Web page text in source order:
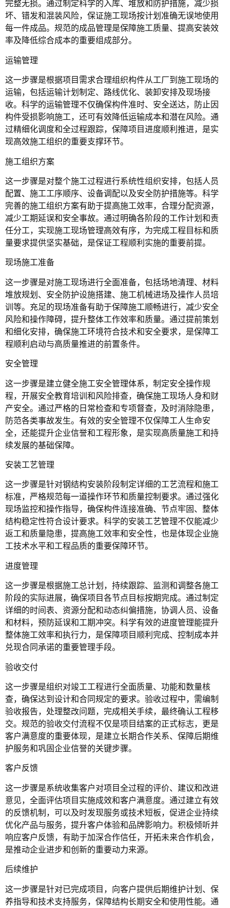
完整无损。通过制定科学的入库、堆放和防护措施，减少损
坏、错发和混装风险，保证施工现场按计划准确无误地使用
每一件成品。规范的成品管理是保障施工质量、提高安装效
率及降低综合成本的重要组成部分。
运输管理
这一步骤是根据项目需求合理组织构件从工厂到施工现场的
运输，包括运输计划制定、路线优化、装卸安排及现场接
收。科学的运输管理不仅确保构件准时、安全送达，防止因
构件受损影响施工，还可有效降低运输成本和潜在风险。通
过精细化调度和全过程跟踪，保障项目进度顺利推进，是实
现高效施工组织的重要支撑环节。
施工组织方案
这一步骤是对整个施工过程进行系统性组织安排，包括人员
配置、施工工序顺序、设备调配以及安全防护措施等。科学
完善的施工组织方案有助于提高施工效率，合理分配资源，
减少工期延误和安全事故。通过明确各阶段的工作计划和责
任分工，实现施工现场管理高效有序，为完成工程目标和质
量要求提供坚实基础，是保证工程顺利实施的重要前提。
现场施工准备
这一步骤是对施工现场进行全面准备，包括场地清理、材料
堆放规划、安全防护设施搭建、施工机械进场及操作人员培
训等。充足的现场准备有助于保障施工顺畅进行，减少安全
风险和操作障碍，提升整体工作效率和质量。通过提前策划
和细化安排，确保施工环境符合技术和安全要求，是保障工
程顺利启动与高质量推进的前置条件。
安全管理
这一步骤是建立健全施工安全管理体系，制定安全操作规
程，开展安全教育培训和风险排查，确保施工现场人身和财
产安全。通过严格的日常检查和专项督查，及时消除隐患，
防范各类事故发生。有效的安全管理不仅保障工人生命安
全，还能提升企业信誉和工程形象，是实现高质量施工和持
续发展的基础保障。
安装工艺管理
这一步骤是针对钢结构安装阶段制定详细的工艺流程和施工
标准，严格规范每一道操作环节和质量控制要求。通过强化
现场监控和操作指导，确保构件连接准确、节点牢固、整体
结构稳定性符合设计要求。科学的安装工艺管理不仅能减少
返工和质量隐患，提高施工效率和安全性，也是体现企业施
工技术水平和工程品质的重要保障环节。
进度管理
这一步骤是根据施工总计划，持续跟踪、监测和调整各施工
阶段的实际进展，确保项目各节点目标按期完成。通过制定
详细的时间表、资源分配和动态纠偏措施，协调人员、设备
和材料，预防延误和工期冲突。科学有效的进度管理能提升
整体施工效率和执行力，是保障项目顺利完成、控制成本并
兑现合同承诺的重要管理手段。
验收交付
这一步骤是组织对竣工工程进行全面质量、功能和数量核
查，确保达到设计和合同规定的要求。验收过程中，需编制
验收报告，处理整改问题，完成相关手续，最终确认工程移
交。规范的验收交付流程不仅是项目结案的正式标志，更是
客户满意度的重要体现，是建立长期合作关系、保障后期维
护服务和巩固企业信誉的关键步骤。
客户反馈
这一步骤是系统收集客户对项目全过程的评价、建议和改进
意见，全面评估项目实施成效和客户满意度。通过建立有效
的反馈机制，可以及时发现服务或技术短板，促进企业持续
优化产品与服务，提升客户体验和品牌影响力。积极倾听并
响应客户反馈，有助于加深合作信任，开拓未来合作机会，
是推动企业进步和创新的重要动力来源。
后续维护
这一步骤是针对已完成项目，向客户提供后期维护计划、保
养指导和技术支持服务，保障结构长期安全和使用性能。通